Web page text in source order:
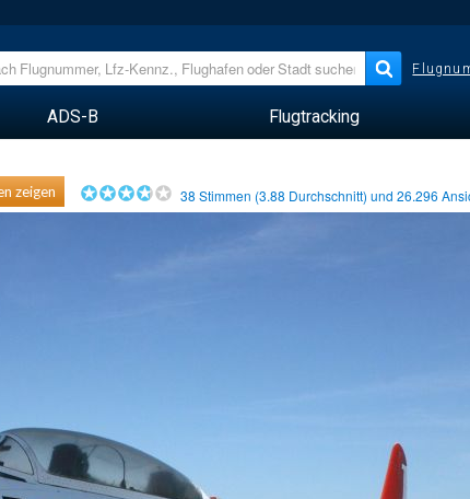
ADS-B Flugtracking
zeigen 38 Stimmen (3.88 Durchschnitt) und26.296